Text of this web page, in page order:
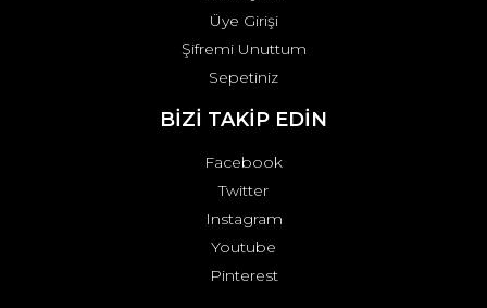
Üye Girişi
Şifremi Unuttum
Sepetiniz
BİZİ TAKİP EDİN
Facebook
Twitter
Instagram
Youtube
Pinterest